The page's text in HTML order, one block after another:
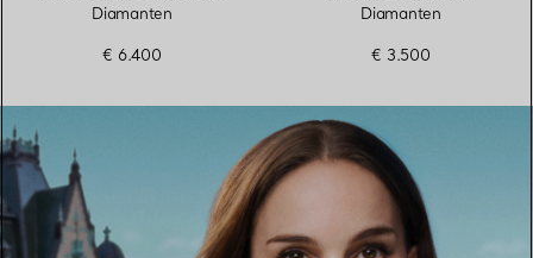
Diamanten
€ 6.400
Diamanten
€ 3.500